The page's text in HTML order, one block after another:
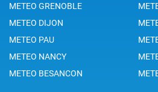
METEO GRENOBLE
METEO DIJON
METEO PAU
METEO NANCY
METEO BESANCON